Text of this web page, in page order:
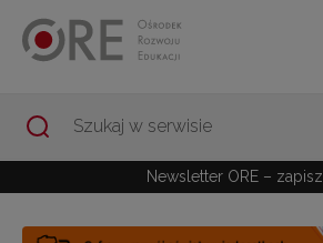
Newsletter ORE –